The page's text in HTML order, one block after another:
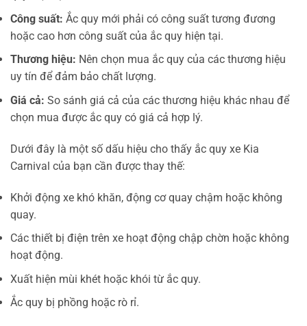
Công suất: Ắc quy mới phải có công suất tương đương
hoặc cao hơn công suất của ắc quy hiện tại.
Thương hiệu: Nên chọn mua ắc quy của các thương hiệu
uy tín để đảm bảo chất lượng.
Giá cả: So sánh giá cả của các thương hiệu khác nhau để
chọn mua được ắc quy có giá cả hợp lý.
Dưới đây là một số dấu hiệu cho thấy ắc quy xe Kia
Carnival của bạn cần được thay thế:
Khởi động xe khó khăn, động cơ quay chậm hoặc không
quay.
Các thiết bị điện trên xe hoạt động chập chờn hoặc không
hoạt động.
Xuất hiện mùi khét hoặc khói từ ắc quy.
Ắc quy bị phồng hoặc rò rỉ.